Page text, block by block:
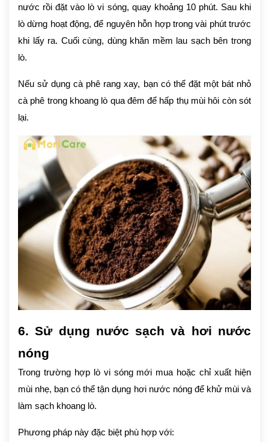
nước rồi đặt vào lò vi sóng, quay khoảng 10 phút. Sau khi
lò dừng hoạt động, để nguyên hỗn hợp trong vài phút trước
khi lấy ra. Cuối cùng, dùng khăn mềm lau sạch bên trong
lò.
Nếu sử dụng cà phê rang xay, bạn có thể đặt một bát nhỏ
cà phê trong khoang lò qua đêm để hấp thụ mùi hôi còn sót
lại.
6. Sử dụng nước sạch và hơi nước
nóng
Trong trường hợp lò vi sóng mới mua hoặc chỉ xuất hiện
mùi nhẹ, bạn có thể tận dụng hơi nước nóng để khử mùi và
làm sạch khoang lò.
Phương pháp này đặc biệt phù hợp với: